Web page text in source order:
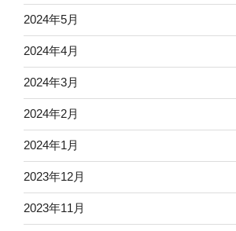
2024年5月
2024年4月
2024年3月
2024年2月
2024年1月
2023年12月
2023年11月